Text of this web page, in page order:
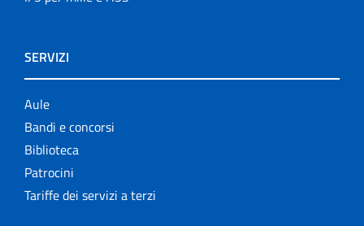
SERVIZI
Aule
Bandi e concorsi
Biblioteca
Patrocini
Tariffe dei servizi a terzi